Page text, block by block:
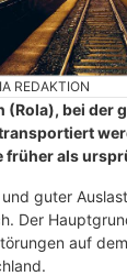
REDAKTION
(Rola), bei der
früher als
guter
Der
auf